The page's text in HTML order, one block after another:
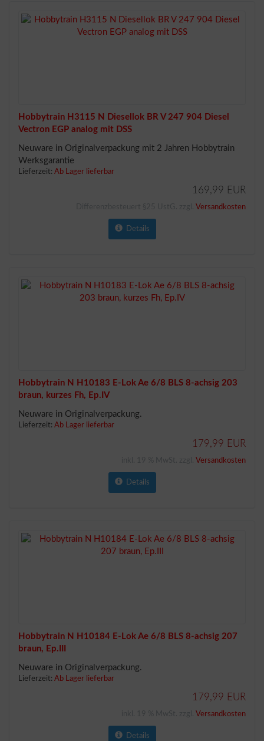
Hobbytrain H3115 N Diesellok BR V 247 904 Diesel
Vectron EGP analog mit DSS
Neuware in Originalverpackung mit 2 Jahren Hobbytrain
Werksgarantie
Lieferzeit: Ab Lager lieferbar
169,99 EUR
Versandkosten
Details
Hobbytrain N H10183 E-Lok Ae 6/8 BLS 8-achsig 203
braun, kurzes Fh, Ep.IV
Neuware in Originalverpackung.
Lieferzeit: Ab Lager lieferbar
179,99 EUR
Versandkosten
Details
Hobbytrain N H10184 E-Lok Ae 6/8 BLS 8-achsig 207
braun, Ep.III
Neuware in Originalverpackung.
Lieferzeit: Ab Lager lieferbar
179,99 EUR
Versandkosten
Details